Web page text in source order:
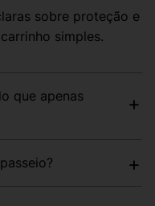
sobre proteção e
simples.
que apenas